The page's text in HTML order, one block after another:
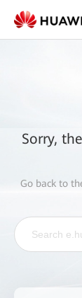
Sorry,
Go back to